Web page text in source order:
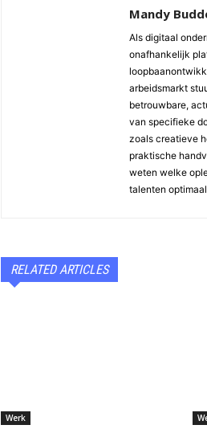
Mandy
Als digitaal
onafhankelijk
arbeidsmarkt
betrouwbare,
van specifieke
zoals creatieve
praktische
weten welke
talenten
RELATED ARTICLES
Werk